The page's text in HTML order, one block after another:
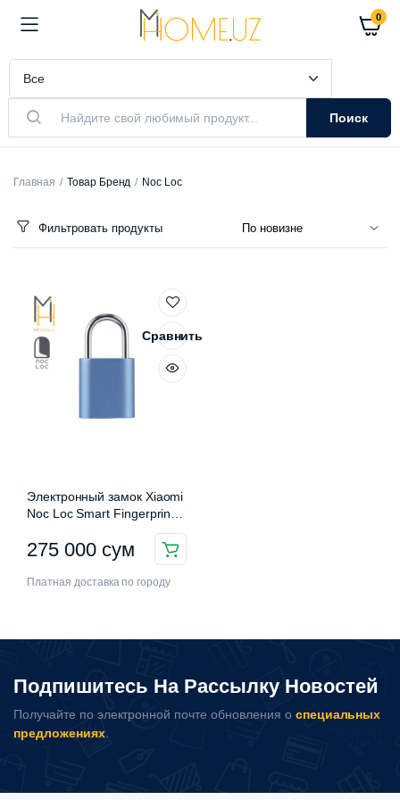
0
Поиск
Главная Товар Бренд Noc Loc
Фильтровать продукты
Сравнить
Электронный замок Xiaomi
Noc Loc Smart Fingerprint
275 000 сум
Платная доставка по городу
Подпишитесь На Рассылку Новостей
Получайте по электронной почте обновления о специальных
предложениях.